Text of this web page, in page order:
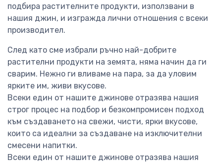
подбира растителните продукти, използвани в
нашия джин, и изгражда лични отношения с всеки
производител.
След като сме избрали ръчно най-добрите
растителни продукти на земята, няма начин да ги
сварим. Нежно ги вливаме на пара, за да уловим
ярките им, живи вкусове.
Всеки един от нашите джинове отразява нашия
строг процес на подбор и безкомпромисен подход
към създаването на свежи, чисти, ярки вкусове,
които са идеални за създаване на изключителни
смесени напитки.
Всеки един от нашите джинове отразява нашия